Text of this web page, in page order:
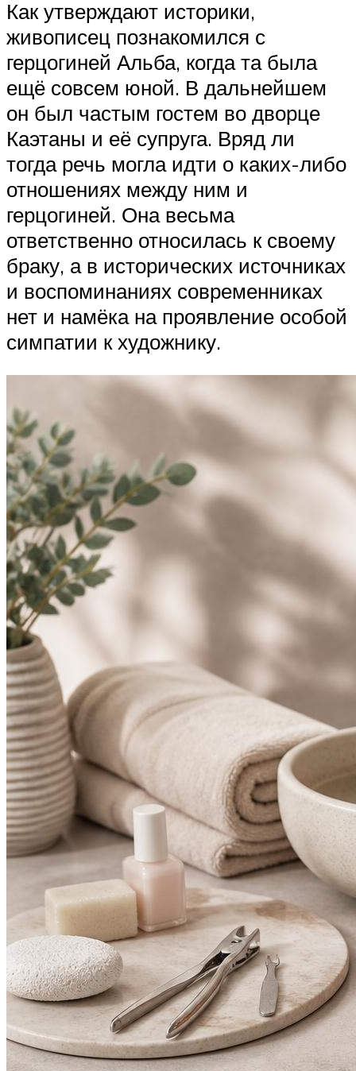
Как утверждают историки,
живописец познакомился с
герцогиней Альба, когда та была
ещё совсем юной. В дальнейшем
он был частым гостем во дворце
Каэтаны и её супруга. Вряд ли
тогда речь могла идти о каких-либо
отношениях между ним и
герцогиней. Она весьма
ответственно относилась к своему
браку, а в исторических источниках
и воспоминаниях современниках
нет и намёка на проявление особой
симпатии к художнику.